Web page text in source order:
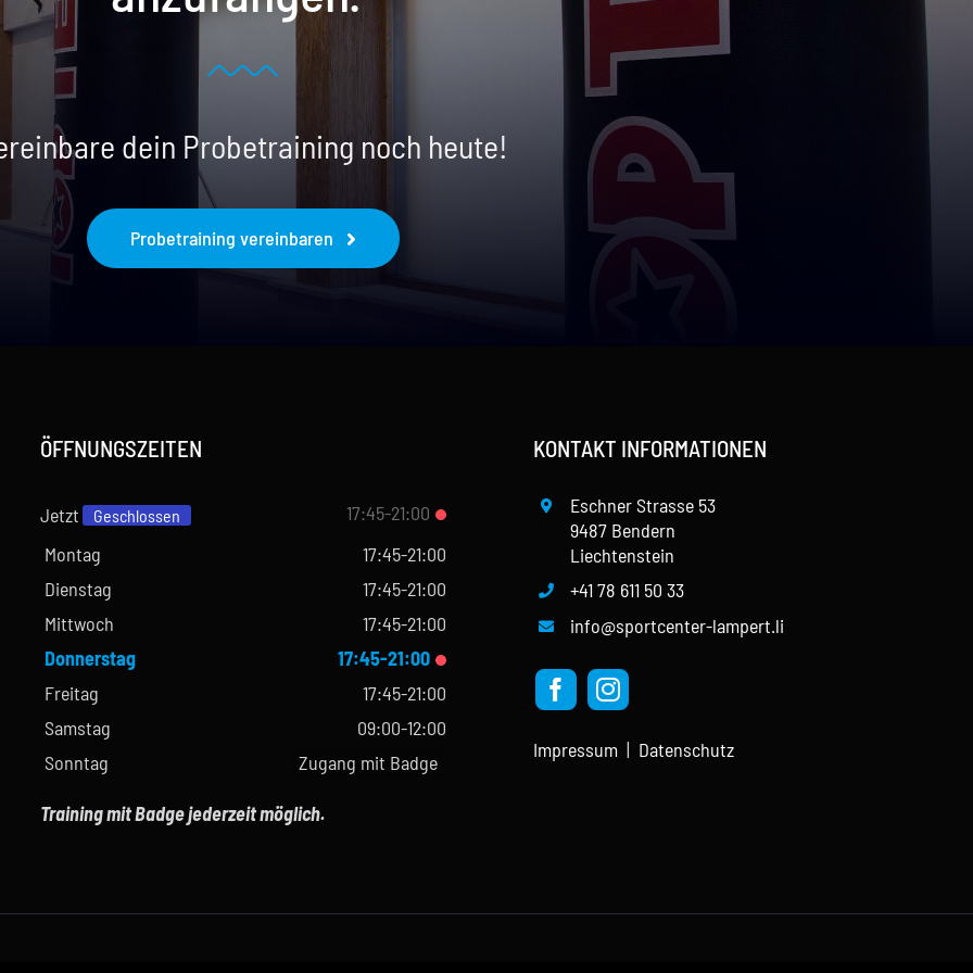
dein Probetraining noch heute!
Probetraining vereinbaren
ÖFFNUNGSZEITEN
Jetzt Geschlossen
17:45-21:00
Montag
17:45-21:00
Dienstag
17:45-21:00
Mittwoch
17:45-21:00
Donnerstag
17:45-21:00
Freitag
17:45-21:00
Samstag
09:00-12:00
Sonntag
Zugang mit Badge
Training mit Badge jederzeit möglich.
KONTAKT INFORMATIONEN
Eschner Strasse 53
9487 Bendern
Liechtenstein
+41 78 611 50 33
info@sportcenter-lampert.li
Impressum | Datenschutz